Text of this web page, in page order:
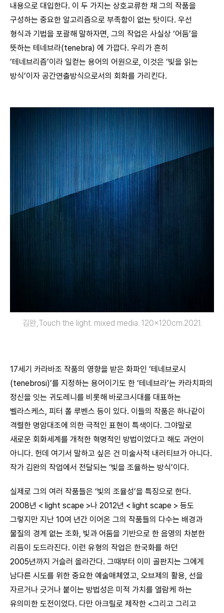
내용으로 대입한다. 이 두 가지는 상호교류한 채 그의 작품을
구성하는 중요한 알고리즘으로 부족함이 없는 탓이다. 우선
형식과 기법을 포괄해 말하자면, 그의 작업은 사실상 ‘어둠’을
뜻하는 테네브라(tenebra) 에 가깝다. 우리가 흔히
‘테네브리즘’이라 일컫는 용어의 어원으로, 이것은 ‘빛을 읽는
방식’이자 공간연출방식으로서의 회화를 가리킨다.
김완,Touch the light. mixed media. 120×120cm.2021.
17세기 카라바조 작품의 영향을 받은 화파인 ‘테네브로시
(tenebrosi)’를 지정하는 용어이기도 한 ‘테네브라’는 카라치파의
정신을 잇는 귀도레니를 비롯해 바로크시대를 대표하는
벨라스케스, 피터 폴 루벤스 등이 있다. 이들의 작품은 하나같이
격렬한 명암대조에 의한 극적인 표현이 특색이다. 그야말로
새로운 회화세계를 개척한 혁명적인 방법이었다고 해도 과언이
아니다. 헌데 여기서 말하고 싶은 건 미술사적 내러티브가 아니다.
작가 김완의 작업에서 전달되는 ‘빛을 조율하는 방식’이다.
실제로 그의 여러 작품들은 ‘빛의 조율성’을 특징으로 한다.
2008년 < light scape >나 2012년 < light scape > 등도
그렇지만 지난 10여 년간 이어온 그의 작품들의 다수는 배경과
물질의 경계 없는 조화, 빛과 어둠을 기반으로 한 음영의 차분한
리듬이 도드라진다. 이런 유형의 작업은 한국화를 하던
2005년까지 거슬러 올라간다. 그때부터 이미 골판지는 그에게
남다른 시도를 위한 중요한 예술매체였고, 오브제의 활용, 선을
자르거나 긋거나 붙이는 방법성은 미적 가치를 열람케 하는
유의미한 도전이었다. 다만 아크릴로 제작한 <그리고 그리고